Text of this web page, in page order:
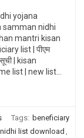
yojana
samman nidhi
mantri kisan
list | पीएम
सूची | kisan
list | new list…
Tags: beneficiary
list download ,